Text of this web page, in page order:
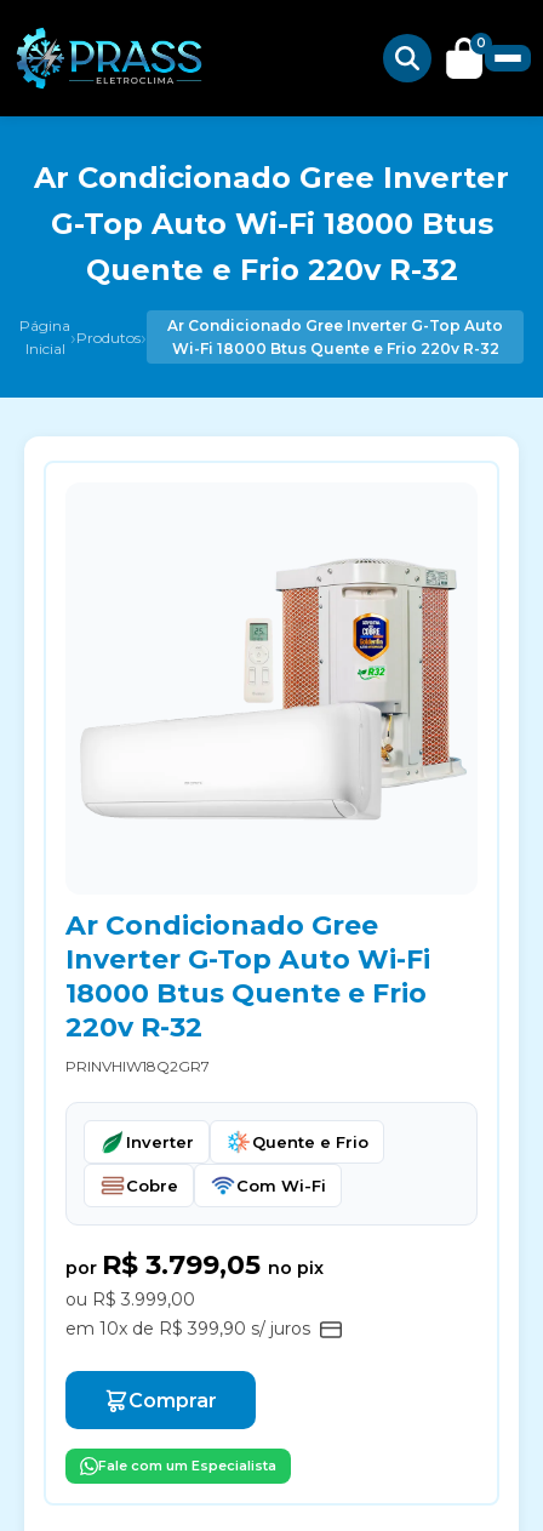
0
Ar Condicionado Gree Inverter
G-Top Auto Wi-Fi 18000 Btus
Quente e Frio 220v R-32
Página
Inicial ›Produtos›
Ar Condicionado Gree Inverter G-Top Auto
Wi-Fi 18000 Btus Quente e Frio 220v R-32
Ar Condicionado Gree
Inverter G-Top Auto Wi-Fi
18000 Btus Quente e Frio
220v R-32
PRINVHIW18Q2GR7
Inverter Quente e Frio
Cobre Com Wi-Fi
por R$ 3.799,05 no pix
ou R$ 3.999,00
em 10x de R$ 399,90 s/ juros
Comprar
Fale com um Especialista